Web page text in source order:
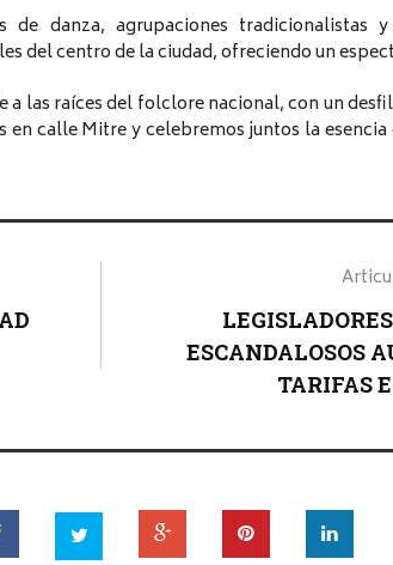
de danza, agrupaciones tradicionalistas
del centro de la ciudad, ofreciendo un
a las raíces del folclore nacional, con un
en calle Mitre y celebremos juntos la
ESCANDALOSOS
TARIFAS